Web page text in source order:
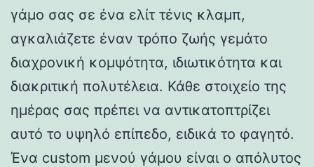
γάμο σας σε ένα ελίτ τένις κλαμπ,
αγκαλιάζετε έναν τρόπο ζωής γεμάτο
διαχρονική κομψότητα, ιδιωτικότητα και
διακριτική πολυτέλεια. Κάθε στοιχείο της
ημέρας σας πρέπει να αντικατοπτρίζει
αυτό το υψηλό επίπεδο, ειδικά το φαγητό.
Ένα custom μενού γάμου είναι ο απόλυτος